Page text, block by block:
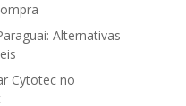
Alternativas
Cytotec no